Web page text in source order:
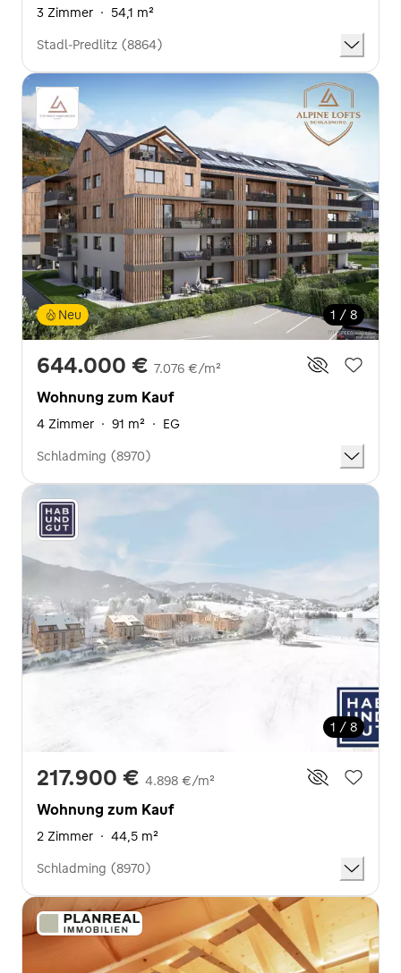
3 Zimmer · 54,1 m²
Stadl-Predlitz (8864)
1 / 8
Neu
644.000 € 7.076 €/m²
Wohnung zum Kauf
4 Zimmer · 91 m² · EG
Schladming (8970)
1 / 8
217.900 € 4.898 €/m²
Wohnung zum Kauf
2 Zimmer · 44,5 m²
Schladming (8970)